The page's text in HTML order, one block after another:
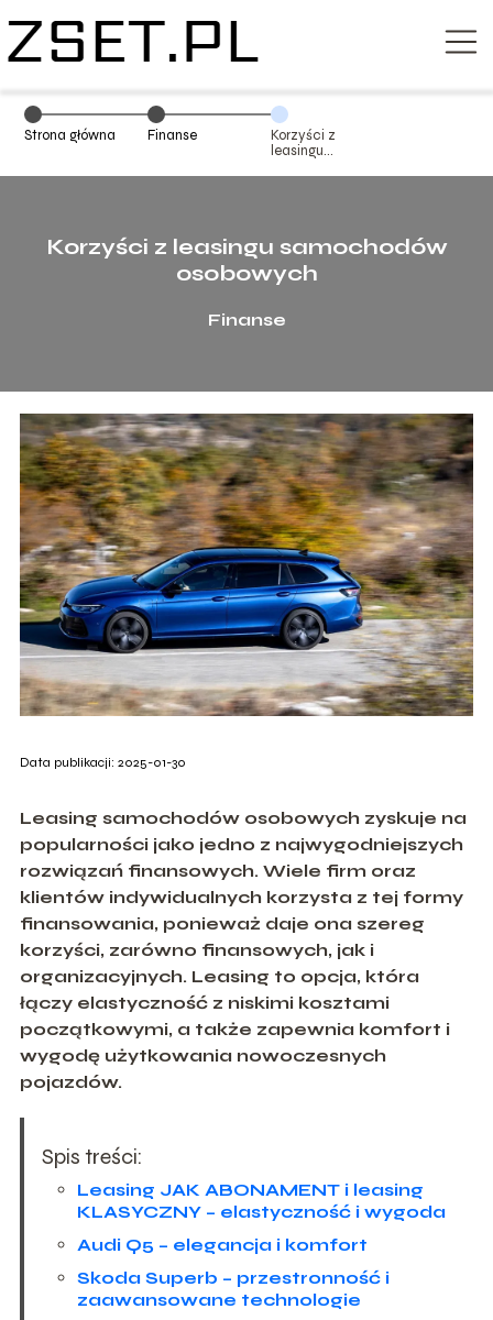
Strona główna Finanse
Korzyści z
leasingu
osobowych
Korzyści z leasingu samochodów
osobowych
Finanse
Data publikacji: 2025-01-30
Leasing samochodów osobowych zyskuje na
popularności jako jedno z najwygodniejszych
rozwiązań finansowych. Wiele firm oraz
klientów indywidualnych korzysta z tej formy
finansowania, ponieważ daje ona szereg
korzyści, zarówno finansowych, jak i
organizacyjnych. Leasing to opcja, która
łączy elastyczność z niskimi kosztami
początkowymi, a także zapewnia komfort i
wygodę użytkowania nowoczesnych
pojazdów.
Spis treści:
Leasing JAK ABONAMENT i leasing
KLASYCZNY – elastyczność i wygoda
Audi Q5 – elegancja i komfort
Skoda Superb – przestronność i
zaawansowane technologie